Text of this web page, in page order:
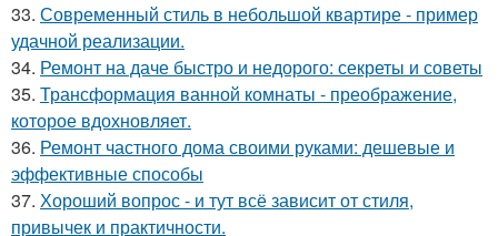
33. Современный стиль в небольшой квартире - пример
удачной реализации.
34. Ремонт на даче быстро и недорого: секреты и советы
35. Трансформация ванной комнаты - преображение,
которое вдохновляет.
36. Ремонт частного дома своими руками: дешевые и
эффективные способы
37. Хороший вопрос - и тут всё зависит от стиля,
привычек и практичности.